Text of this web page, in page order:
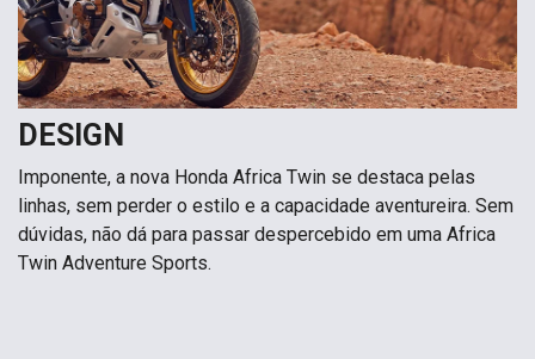
DESIGN
Imponente, a nova Honda Africa Twin se destaca pelas
linhas, sem perder o estilo e a capacidade aventureira. Sem
dúvidas, não dá para passar despercebido em uma Africa
Twin Adventure Sports.